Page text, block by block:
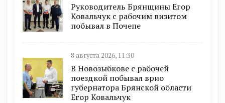
Руководитель Брянщины Егор
Ковальчук с рабочим визитом
побывал в Почепе
8 августа 2026, 11:30
В Новозыбкове с рабочей
поездкой побывал врио
губернатора Брянской области
Егор Ковальчук